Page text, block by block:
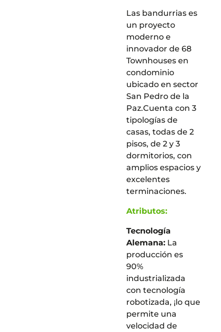
Las bandurrias es
un proyecto
moderno e
innovador de 68
Townhouses en
condominio
ubicado en sector
San Pedro de la
Paz.Cuenta con 3
tipologías de
casas, todas de 2
pisos, de 2 y 3
dormitorios, con
amplios espacios y
excelentes
terminaciones.
Atributos:
Tecnología
Alemana: La
producción es
90%
industrializada
con tecnología
robotizada, ¡lo que
permite una
velocidad de